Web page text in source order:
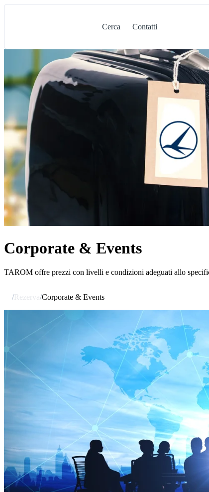
Cerca Contatti
Corporate & Events
TAROM offre prezzi con livelli e condizioni adeguati allo
/Rezerva/Corporate & Events